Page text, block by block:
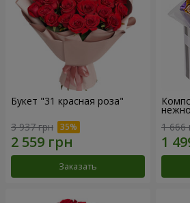
Букет "31 красная роза"
3 937 грн
Заказать
1 666